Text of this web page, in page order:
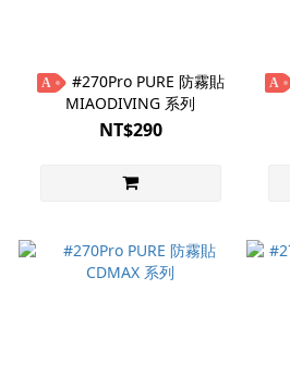
A
MIAODIVING 系列
NT$290
A